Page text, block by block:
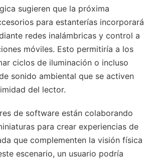
sugieren que la próxima
para estanterías incorporará
redes inalámbricas y control a
móviles. Esto permitiría a los
ciclos de iluminación o incluso
sonido ambiental que se activen
del lector.
de software están colaborando
para crear experiencias de
que complementen la visión física
escenario, un usuario podría